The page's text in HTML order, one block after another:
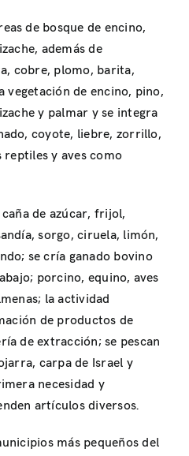
de bosque de encino,
además de
cobre, plomo, barita,
vegetación de encino, pino,
y palmar y se integra
coyote, liebre, zorrillo,
reptiles y aves como
de azúcar, frijol,
sorgo, ciruela, limón,
se cría ganado bovino
porcino, equino, aves
la actividad
de productos de
de extracción; se pescan
carpa de Israel y
necesidad y
artículos diversos.
más pequeños del